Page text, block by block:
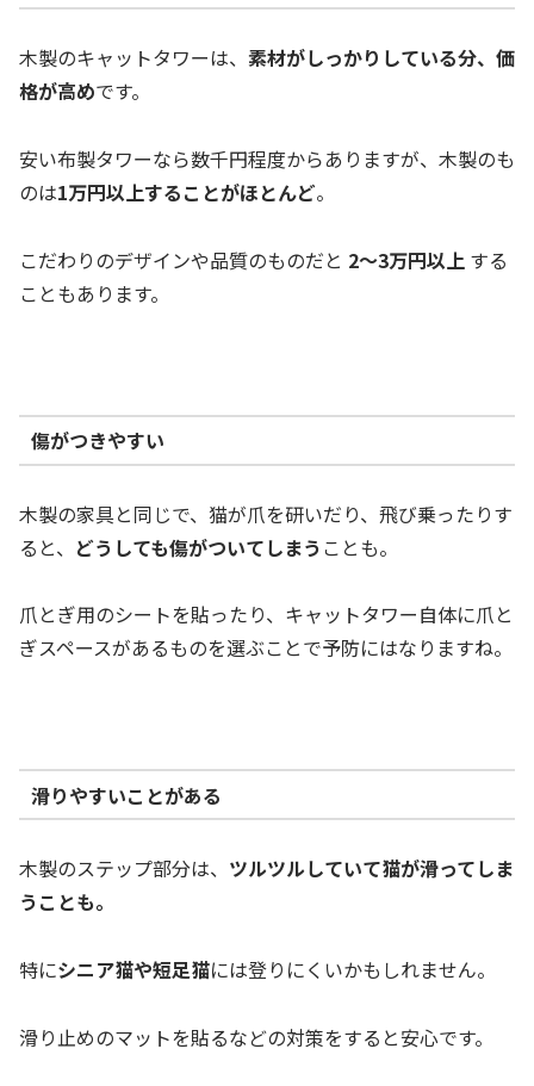
木製のキャットタワーは、 素材がしっかりしている分、価
格が高めです。
安い布製タワーなら数千円程度からありますが、木製のも
のは1万円以上することがほとんど。
こだわりのデザインや品質のものだと 2～3万円以上 する
こともあります。
傷がつきやすい
木製の家具と同じで、猫が爪を研いだり、飛び乗ったりす
ると、 どうしても傷がついてしまう ことも。
爪とぎ用のシートを貼ったり、キャットタワー自体に爪と
ぎスペースがあるものを選ぶことで予防にはなりますね。
滑りやすいことがある
木製のステップ部分は、 ツルツルしていて猫が滑ってしま
うことも。
特にシニア猫や短足猫には登りにくいかもしれません。
滑り止めのマットを貼るなどの対策をすると安心です。